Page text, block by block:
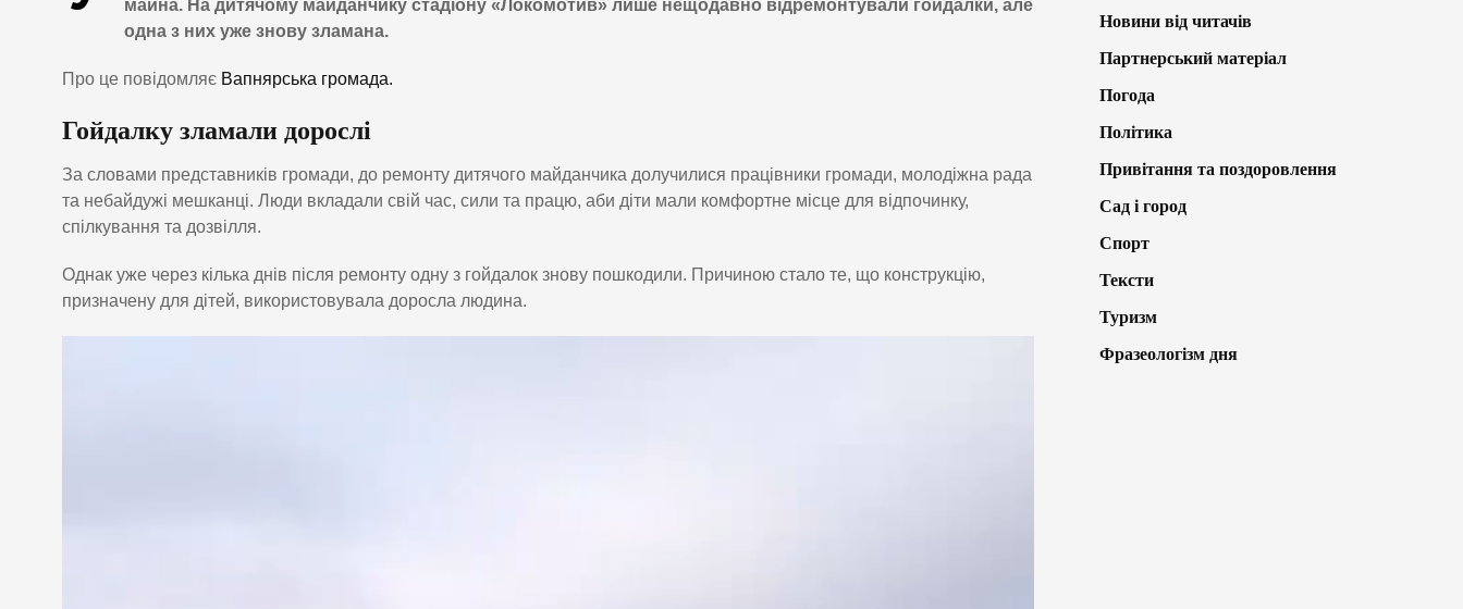
майна. На дитячому майданчику стадіону «Локомотив» лише нещодавно відремонтували гойдалки, але
одна з них уже знову зламана.
Про це повідомляє Вапнярська громада.
Гойдалку зламали дорослі
За словами представників громади, до ремонту дитячого майданчика долучилися працівники громади, молодіжна рада
та небайдужі мешканці. Люди вкладали свій час, сили та працю, аби діти мали комфортне місце для відпочинку,
спілкування та дозвілля.
Однак уже через кілька днів після ремонту одну з гойдалок знову пошкодили. Причиною стало те, що конструкцію,
призначену для дітей, використовувала доросла людина.
Новини від читачів
Партнерський матеріал
Погода
Політика
Привітання та поздоровлення
Сад і город
Спорт
Тексти
Туризм
Фразеологізм дня